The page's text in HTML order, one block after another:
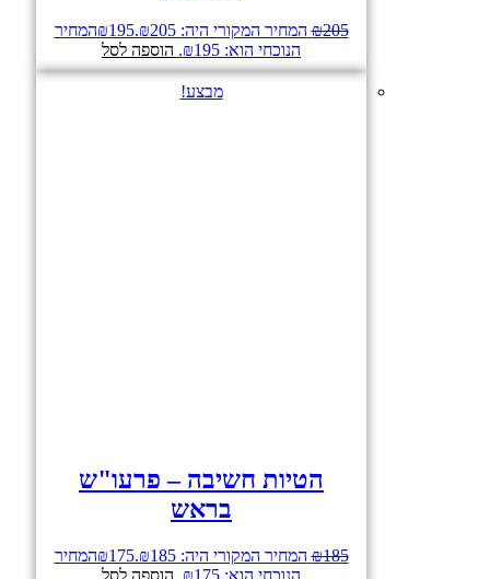
₪205 המחיר המקורי היה: ₪205. ₪195
המחיר
הנוכחי הוא: ₪195.
הוספה לסל
מבצע!
הטיות חשיבה – פרעו"ש
בראש
₪185 המחיר המקורי היה: ₪185. ₪175
המחיר